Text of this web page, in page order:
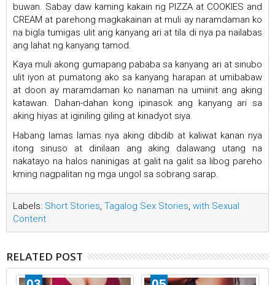
buwan. Sabay daw kaming kakain ng PIZZA at COOKIES and
CREAM at parehong magkakainan at muli ay naramdaman ko
na bigla tumigas ulit ang kanyang ari at tila di nya pa nailabas
ang lahat ng kanyang tamod.
Kaya muli akong gumapang pababa sa kanyang ari at sinubo
ulit iyon at pumatong ako sa kanyang harapan at umibabaw
at doon ay maramdaman ko nanaman na umiinit ang aking
katawan. Dahan-dahan kong ipinasok ang kanyang ari sa
aking hiyas at iginiling giling at kinadyot siya.
Habang lamas lamas nya aking dibdib at kaliwat kanan nya
itong sinuso at dinilaan ang aking dalawang utang na
nakatayo na halos naninigas at galit na galit sa libog pareho
kming nagpalitan ng mga ungol sa sobrang sarap.
Labels: Short Stories, Tagalog Sex Stories, with Sexual
Content
RELATED POST